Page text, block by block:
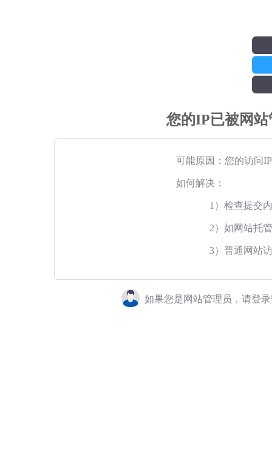
您的IP已被网
可能原因：您的访问
如何解决：
1）检查提交
2）如网站托
3）普通网站
如果您是网站管理员，请登